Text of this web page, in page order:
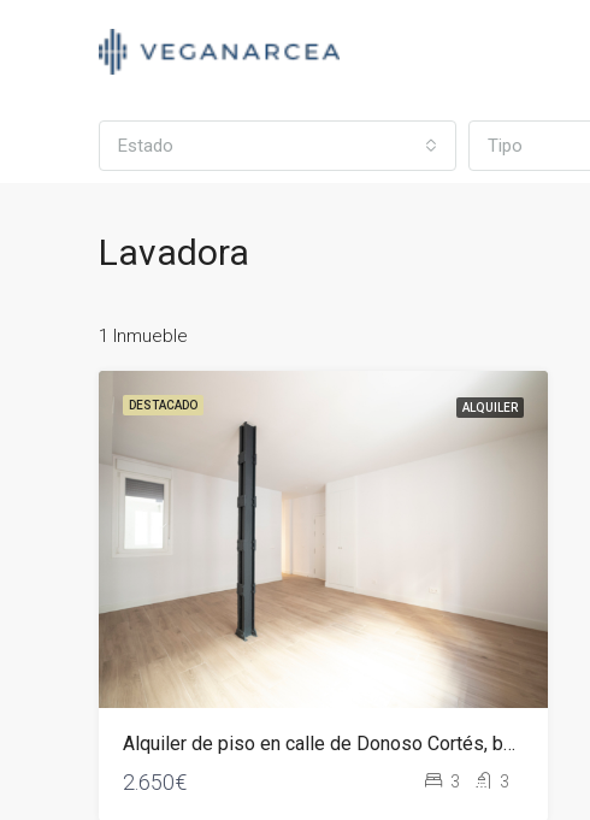
Estado Tipo
Lavadora
1 Inmueble
DESTACADO ALQUILER
Alquiler de piso en calle de Donoso Cortés, barrio Chamberí
2.650€ 3 3